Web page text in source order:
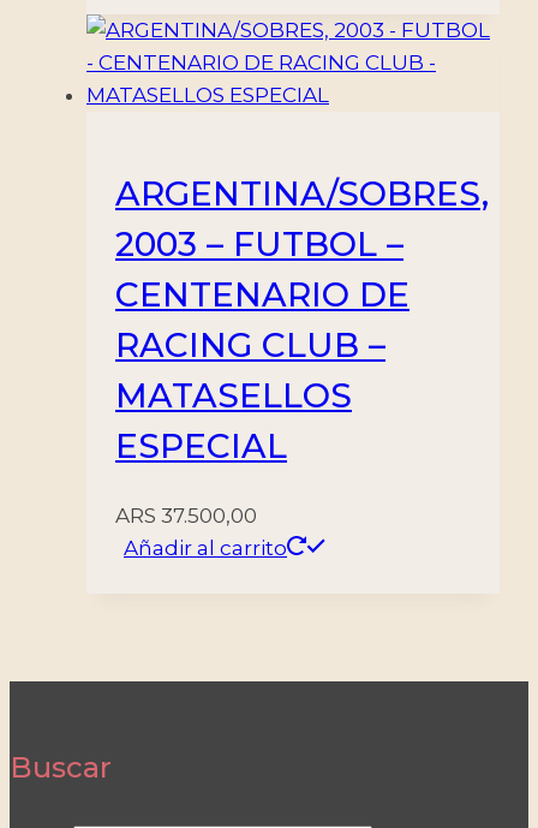
ARGENTINA/SOBRES,
2003 – FUTBOL –
CENTENARIO DE
RACING CLUB –
MATASELLOS
ESPECIAL
ARS 37.500,00
Añadir al carrito
Buscar